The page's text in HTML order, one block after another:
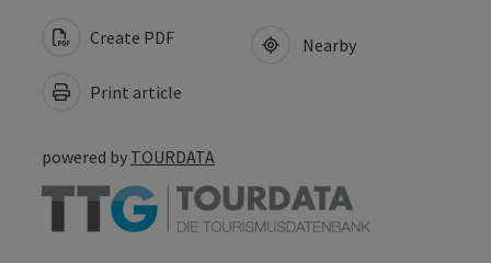
Create PDF
Print article
Nearby
powered by TOURDATA